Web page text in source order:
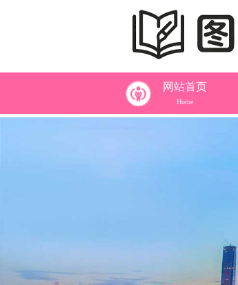
网站首页
Home